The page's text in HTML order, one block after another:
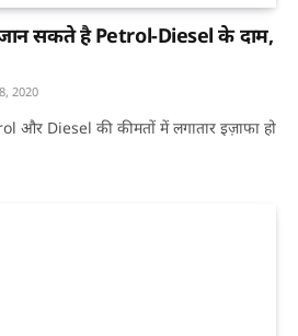
सकते है Petrol-Diesel के दाम,
2020
और Diesel की कीमतों में लगातार इज़ाफा हो